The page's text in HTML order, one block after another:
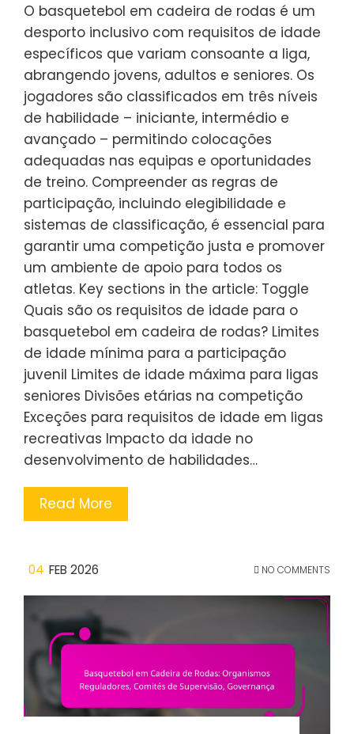
O basquetebol em cadeira de rodas é um
desporto inclusivo com requisitos de idade
específicos que variam consoante a liga,
abrangendo jovens, adultos e seniores. Os
jogadores são classificados em três níveis
de habilidade – iniciante, intermédio e
avançado – permitindo colocações
adequadas nas equipas e oportunidades
de treino. Compreender as regras de
participação, incluindo elegibilidade e
sistemas de classificação, é essencial para
garantir uma competição justa e promover
um ambiente de apoio para todos os
atletas. Key sections in the article: Toggle
Quais são os requisitos de idade para o
basquetebol em cadeira de rodas? Limites
de idade mínima para a participação
juvenil Limites de idade máxima para ligas
seniores Divisões etárias na competição
Exceções para requisitos de idade em ligas
recreativas Impacto da idade no
desenvolvimento de habilidades…
Read More
04 FEB 2026 NO COMMENTS